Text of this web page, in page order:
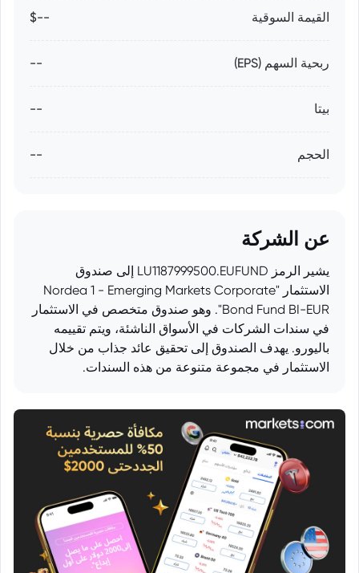
القيمة السوقية --$
ربحية السهم (EPS) --
بيتا --
الحجم --
عن الشركة
يشير الرمز LU1187999500.EUFUND إلى صندوق
الاستثمار "Nordea 1 - Emerging Markets Corporate
Bond Fund BI-EUR". وهو صندوق متخصص في الاستثمار
في سندات الشركات في الأسواق الناشئة، ويتم تقييمه
باليورو. يهدف الصندوق إلى تحقيق عائد جذاب من خلال
الاستثمار في مجموعة متنوعة من هذه السندات.